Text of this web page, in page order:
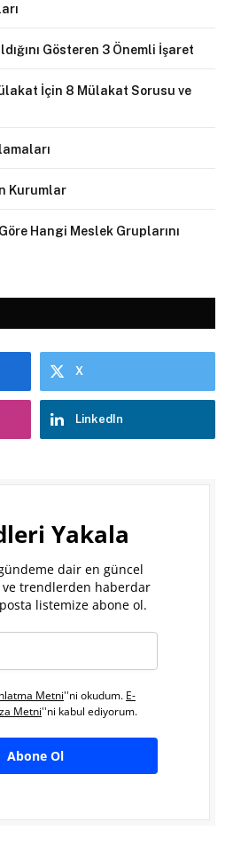
Gösteren 3 Önemli İşaret
İçin 8 Mülakat Sorusu ve
Kurumlar
Hangi Meslek Gruplarını
X
LinkedIn
Yakala
dair en güncel
trendlerden haberdar
listemize abone ol.
Metni''ni okudum. E-
Metni''ni kabul ediyorum.
Abone Ol